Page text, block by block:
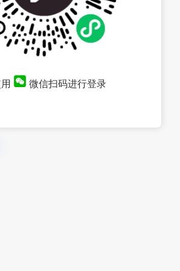
微信扫码进行登录